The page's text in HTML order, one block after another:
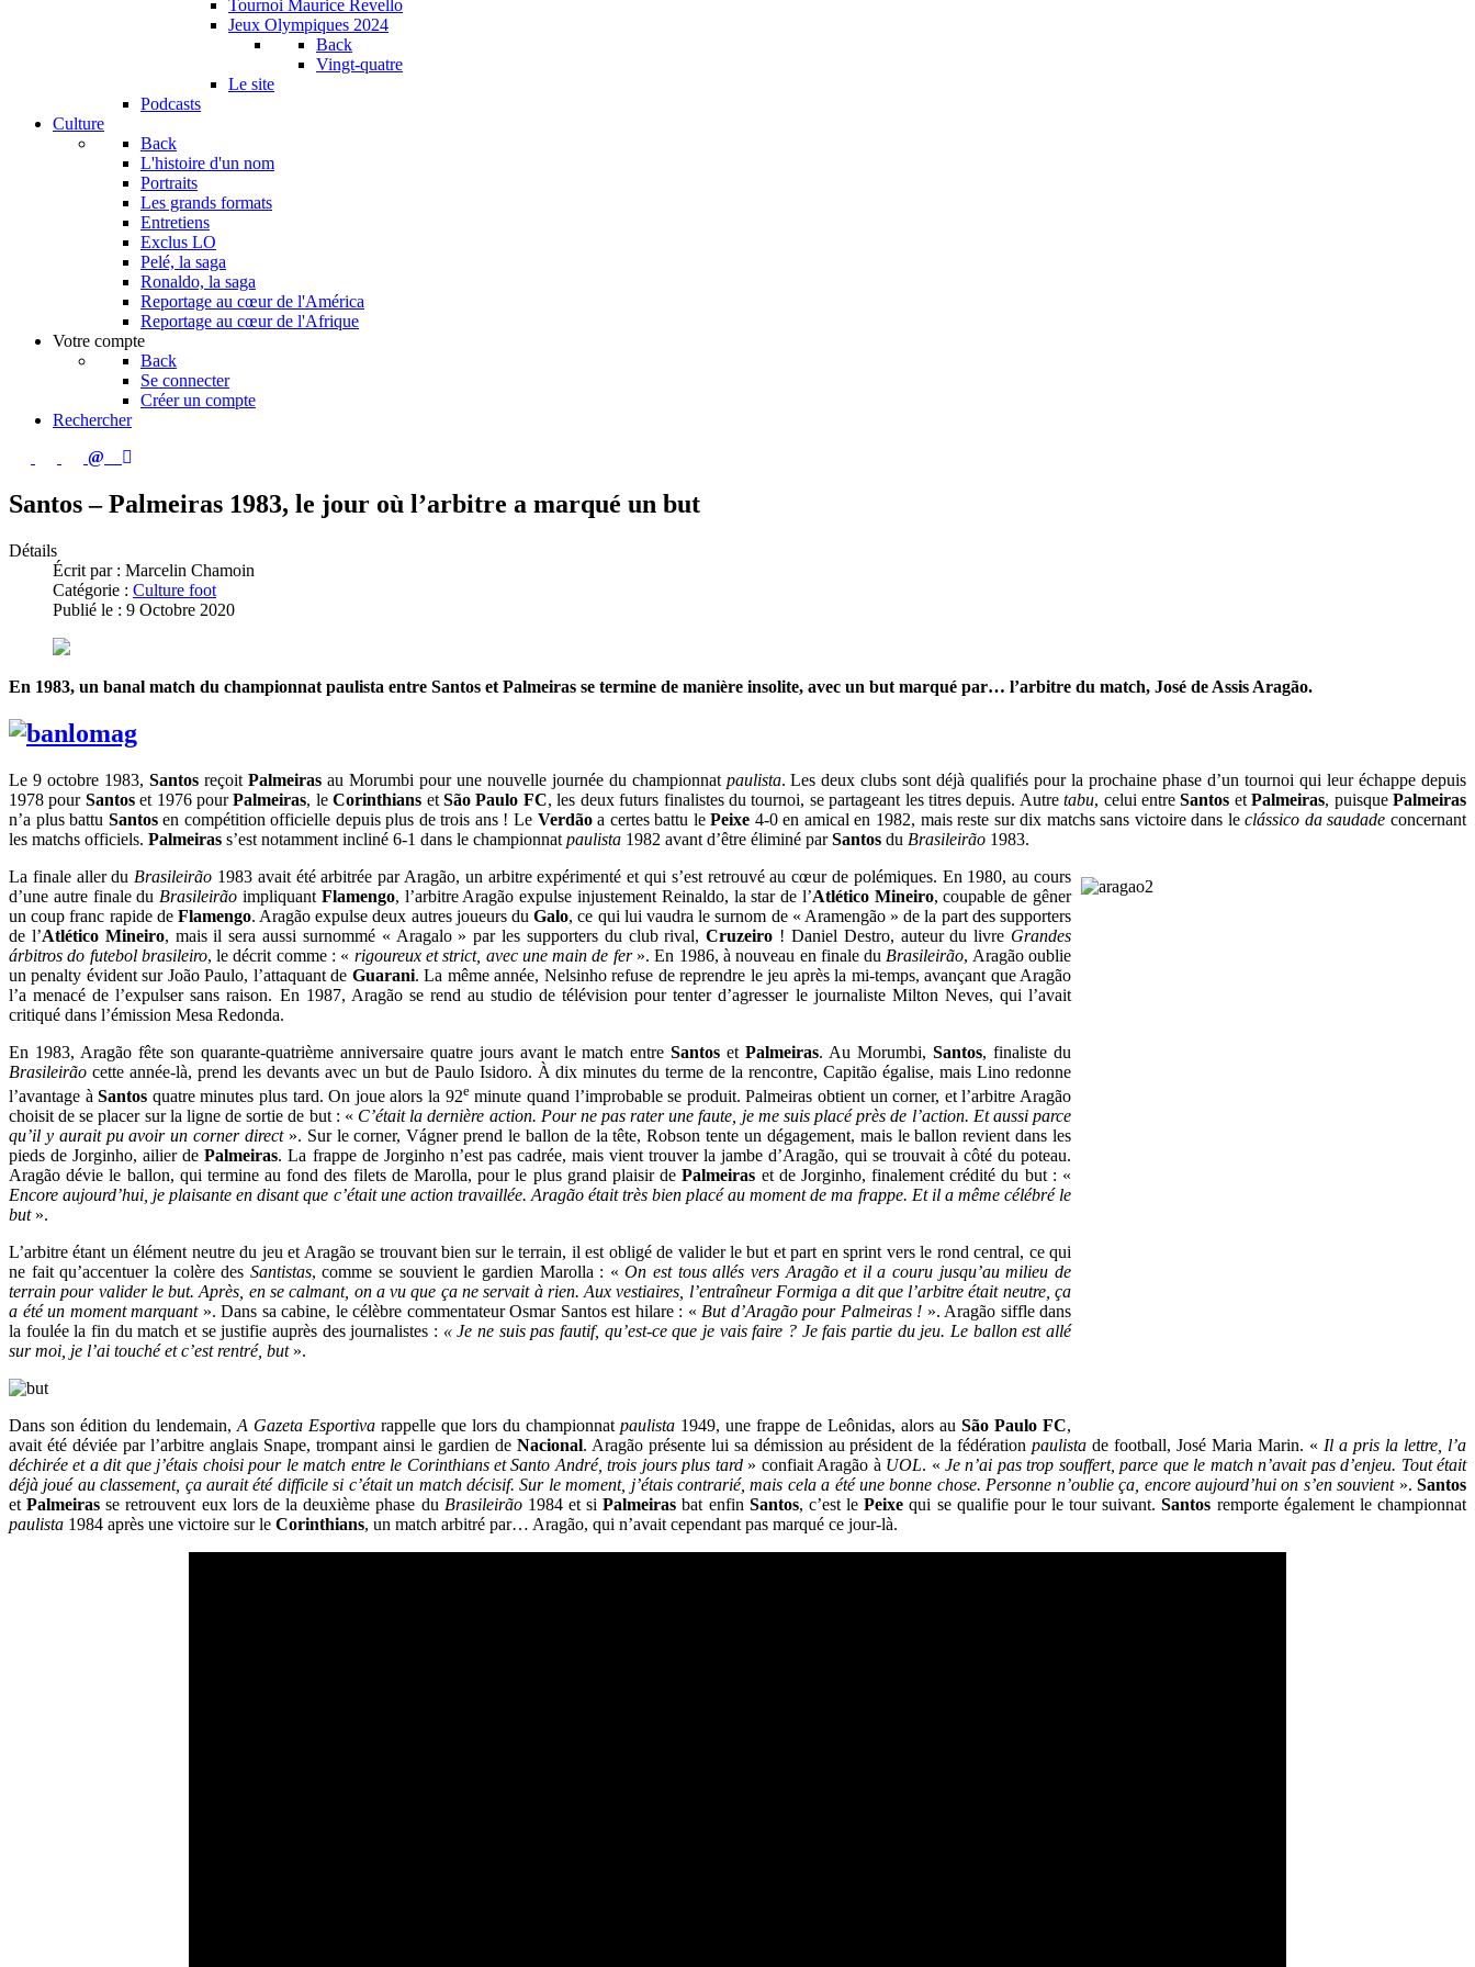
Tournoi Maurice Revello
Jeux Olympiques 2024
Back
Vingt-quatre
Le site
Podcasts
Culture
Back
L'histoire d'un nom
Portraits
Les grands formats
Entretiens
Exclus LO
Pelé, la saga
Ronaldo, la saga
Reportage au cœur de l'América
Reportage au cœur de l'Afrique
Votre compte
Back
Se connecter
Créer un compte
Rechercher
Santos – Palmeiras 1983, le jour où l’arbitre a marqué un but
Détails
Écrit par : Marcelin Chamoin
Catégorie : Culture foot
Publié le : 9 Octobre 2020
En 1983, un banal match du championnat paulista entre Santos et Palmeiras se termine de manière insolite, avec un but marqué par… l’arbitre du match, José de Assis Aragão.
Le 9 octobre 1983, Santosreçoit Palmeirasau Morumbi pour une nouvelle journée du championnat paulista. Les deux clubs sont déjà qualifiés pour la prochaine phase d’un tournoi qui leur échappe depuis
1978 pour Santoset 1976 pourPalmeiras, leCorinthians etSão Paulo FC, les deux futurs finalistes du tournoi, se partageant les titres depuis. Autretabu, celui entreSantos etPalmeiras, puisque Palmeiras
n’a plus battu Santosen compétition officielle depuis plus de trois ans ! Le Verdãoa certes battu lePeixe 4-0 en amical en 1982, mais reste sur dix matchs sans victoire dans leclássico da saudade concernant
les matchs officiels. Palmeiras s’est notamment incliné 6-1 dans le championnat paulista 1982 avant d’être éliminé parSantos du Brasileirão 1983.
La finale aller du Brasileirão 1983 avait été arbitrée par Aragão, un arbitre expérimenté et qui s’est retrouvé au cœur de polémiques. En 1980, au cours
d’une autre finale du Brasileirão impliquant Flamengo, l’arbitre Aragão expulse injustement Reinaldo, la star de l’Atlético Mineiro, coupable de gêner
un coup franc rapide de Flamengo. Aragão expulse deux autres joueurs duGalo, ce qui lui vaudra le surnom de « Aramengão » de la part des supporters
de l’Atlético Mineiro, mais il sera aussi surnommé « Aragalo » par les supporters du club rival,Cruzeiro ! Daniel Destro, auteur du livre Grandes
árbitros do futebol brasileiro, le décrit comme : « rigoureux et strict, avec une main de fer». En 1986, à nouveau en finale du Brasileirão, Aragão oublie
un penalty évident sur João Paulo, l’attaquant de Guarani. La même année, Nelsinho refuse de reprendre le jeu après la mi-temps, avançant que Aragão
l’a menacé de l’expulser sans raison. En 1987, Aragão se rend au studio de télévision pour tenter d’agresser le journaliste Milton Neves, qui l’avait
critiqué dans l’émission Mesa Redonda.
En 1983, Aragão fête son quarante-quatrième anniversaire quatre jours avant le match entreSantos etPalmeiras. Au Morumbi,Santos, finaliste du
Brasileirão cette année-là, prend les devants avec un but de Paulo Isidoro. À dix minutes du terme de la rencontre, Capitão égalise, mais Lino redonne
l’avantage àSantos quatre minutes plus tard. On joue alors la 92eminute quand l’improbable se produit. Palmeiras obtient un corner, et l’arbitre Aragão
choisit de se placer sur la ligne de sortie de but : « C’était la dernière action. Pour ne pas rater une faute, je me suis placé près de l’action. Et aussi parce
qu’il y aurait pu avoir un corner direct». Sur le corner, Vágner prend le ballon de la tête, Robson tente un dégagement, mais le ballon revient dans les
pieds de Jorginho, ailier dePalmeiras. La frappe de Jorginho n’est pas cadrée, mais vient trouver la jambe d’Aragão, qui se trouvait à côté du poteau.
Aragão dévie le ballon, qui termine au fond des filets de Marolla, pour le plus grand plaisir dePalmeiras et de Jorginho, finalement crédité du but : «
Encore aujourd’hui, je plaisante en disant que c’était une action travaillée. Aragão était très bien placé au moment de ma frappe. Et il a même célébré le
but».
L’arbitre étant un élément neutre du jeu et Aragão se trouvant bien sur le terrain, il est obligé de valider le but et part en sprint vers le rond central, ce qui
ne fait qu’accentuer la colère des Santistas, comme se souvient le gardien Marolla : «On est tous allés vers Aragão et il a couru jusqu’au milieu de
terrain pour valider le but. Après, en se calmant, on a vu que ça ne servait à rien. Aux vestiaires, l’entraîneur Formiga a dit que l’arbitre était neutre, ça
a été un moment marquant». Dans sa cabine, le célèbre commentateur Osmar Santos est hilare : « But d’Aragão pour Palmeiras ! ». Aragão siffle dans
la foulée la fin du match et se justifie auprès des journalistes : « Je ne suis pas fautif, qu’est-ce que je vais faire ? Je fais partie du jeu. Le ballon est allé
sur moi, je l’ai touché et c’est rentré, but».
Dans son édition du lendemain, A Gazeta Esportiva rappelle que lors du championnat paulista 1949, une frappe de Leônidas, alors au São Paulo FC,
avait été déviée par l’arbitre anglais Snape, trompant ainsi le gardien de Nacional. Aragão présente lui sa démission au président de la fédérationpaulista de football, José Maria Marin. « Il a pris la lettre, l’a
déchirée et a dit que j’étais choisi pour le match entre le Corinthians et Santo André, trois jours plus tard » confiait Aragão à UOL. «Je n’ai pas trop souffert, parce que le match n’avait pas d’enjeu. Tout était
déjà joué au classement, ça aurait été difficile si c’était un match décisif. Sur le moment, j’étais contrarié, mais cela a été une bonne chose. Personne n’oublie ça, encore aujourd’hui on s’en souvient».Santos
etPalmeiras se retrouvent eux lors de la deuxième phase du Brasileirão1984 et siPalmeiras bat enfin Santos, c’est lePeixe qui se qualifie pour le tour suivant.Santos remporte également le championnat
paulista 1984 après une victoire sur le Corinthians, un match arbitré par… Aragão, qui n’avait cependant pas marqué ce jour-là.